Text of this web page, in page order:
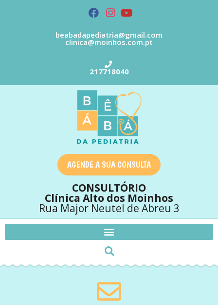
beabadapediatria@gmail.com
clinica@moinhos.com.pt
217718040
AGENDE A SUA CONSULTA
CONSULTÓRIO
Clínica Alto dos Moinhos
Rua Major Neutel de Abreu 3